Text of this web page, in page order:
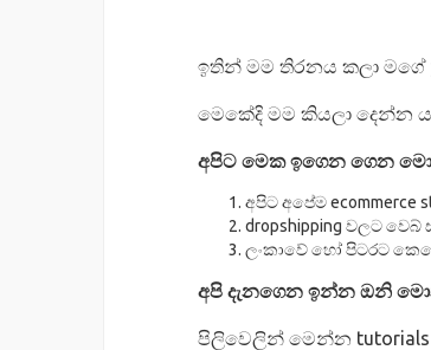
ඉතින් මම තිරනය කලා
මෙකේදි මම කියලා දෙන්න
අපිට මෙක ඉගෙන ගෙන
අපිට අපේම
dropshipping වලට
ලංකාවේ හෝ පිටරට
අපි දැනගෙන ඉන්න ඔනි
පිලිවෙලින් මෙන්න